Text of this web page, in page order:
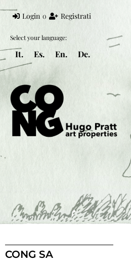
Login o Registrati
Select your language:
It. Es. En. De.
CONG SA